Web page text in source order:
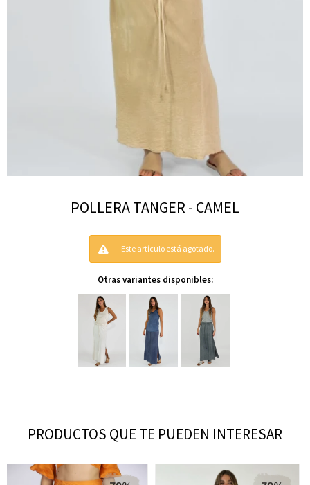
POLLERA TANGER - CAMEL
Este artículo está agotado.
Otras variantes disponibles:
PRODUCTOS QUE TE PUEDEN INTERESAR